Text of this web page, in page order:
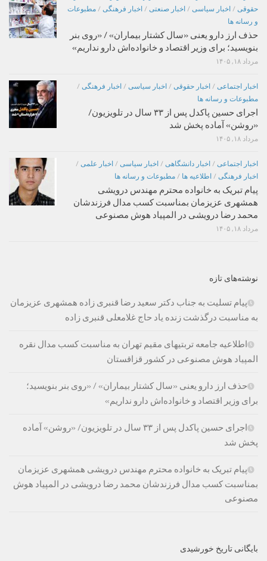
حقوقی / اخبار سیاسی / اخبار صنعتی / اخبار فرهنگی / مطبوعات
و رسانه ها
حذف ارز دارو یعنی «سال کشتار بیماران» / «روی بنر
بنویسید؛ برای وزیر اقتصاد و خانواده‌اش دارو نداریم»
مرداد ۱۸, ۱۴۰۵
اخبار اجتماعی / اخبار حقوقی / اخبار سیاسی / اخبار فرهنگی /
مطبوعات و رسانه ها
اجرای حسین پاکدل پس از ۳۳ سال در تلویزیون/
«روشن» آماده پخش شد
مرداد ۱۸, ۱۴۰۵
اخبار اجتماعی / اخبار دانشگاهی / اخبار سیاسی / اخبار علمی /
اخبار فرهنگی / اطلاعیه ها / مطبوعات و رسانه ها
پیام تبریک به خانواده محترم مهندس درویشی
همشهری عزیزمان بمناسبت کسب مدال فرزندشان
محمد رضا درویشی در المپیاد هوش مصنوعی
مرداد ۱۸, ۱۴۰۵
نوشته‌های تازه
پیام تسلیت به جناب دکتر سعید رضا قنبری زاده همشهری عزیزمان
به مناسبت درگذشت زنده یاد حاج غلامعلی قنبری زاده
اطلاعیه جامعه تربتیهای مقیم تهران به مناسبت کسب مدال نقره
المپیاد هوش مصنوعی در کشور قزاقستان
حذف ارز دارو یعنی «سال کشتار بیماران» / «روی بنر بنویسید؛
برای وزیر اقتصاد و خانواده‌اش دارو نداریم»
اجرای حسین پاکدل پس از ۳۳ سال در تلویزیون/ «روشن» آماده
پخش شد
پیام تبریک به خانواده محترم مهندس درویشی همشهری عزیزمان
بمناسبت کسب مدال فرزندشان محمد رضا درویشی در المپیاد هوش
مصنوعی
بایگانی تاریخ خورشیدی